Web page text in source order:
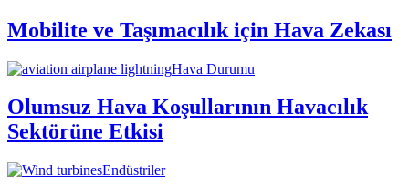
Mobilite ve Taşımacılık için Hava Zekası
Hava Durumu
Olumsuz Hava Koşullarının Havacılık
Sektörüne Etkisi
Endüstriler